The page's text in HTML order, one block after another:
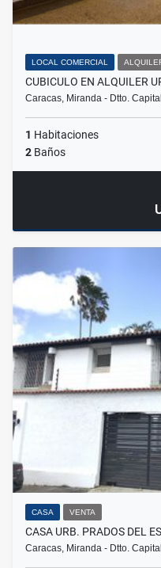
LOCAL COMERCIAL
CUBICULO EN ALQUILER
Caracas, Miranda - Dtto.
1 Habitaciones
2 Baños
CASA VENTA
CASA URB. PRADOS DEL
Caracas, Miranda - Dtto.